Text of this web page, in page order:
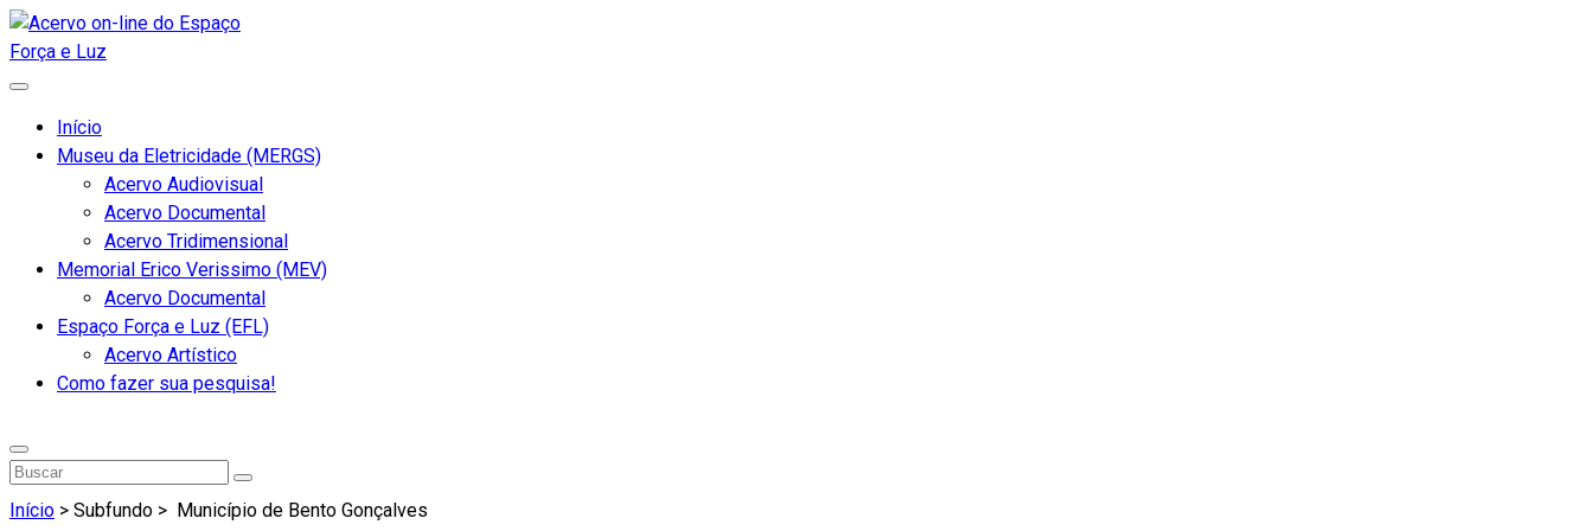
Início
Museu da Eletricidade (MERGS)
Acervo Audiovisual
Acervo Documental
Acervo Tridimensional
Memorial Erico Verissimo (MEV)
Acervo Documental
Espaço Força e Luz (EFL)
Acervo Artístico
Como fazer sua pesquisa!
Início > Subfundo > Município de Bento Gonçalves